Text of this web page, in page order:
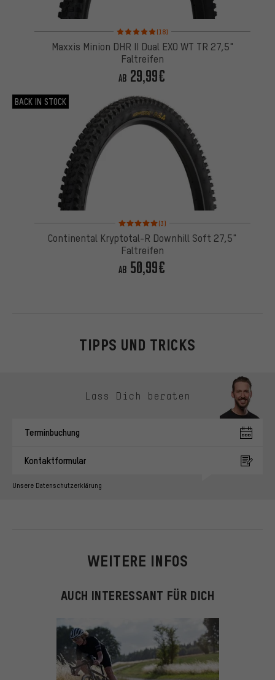
Bewertungen: 5 von 5 basierend auf 18
(18)
Maxxis Minion DHR II Dual EXO WT TR 27,5"
Faltreifen
AB 29,99€
BACK IN STOCK
Bewertungen: 5 von 5 basierend auf 3
(3)
Continental Kryptotal-R Downhill Soft 27,5"
Faltreifen
AB 50,99€
TIPPS UND TRICKS
Lass Dich beraten
Terminbuchung
Kontaktformular
Unsere Datenschutzerklärung
WEITERE INFOS
AUCH INTERESSANT FÜR DICH